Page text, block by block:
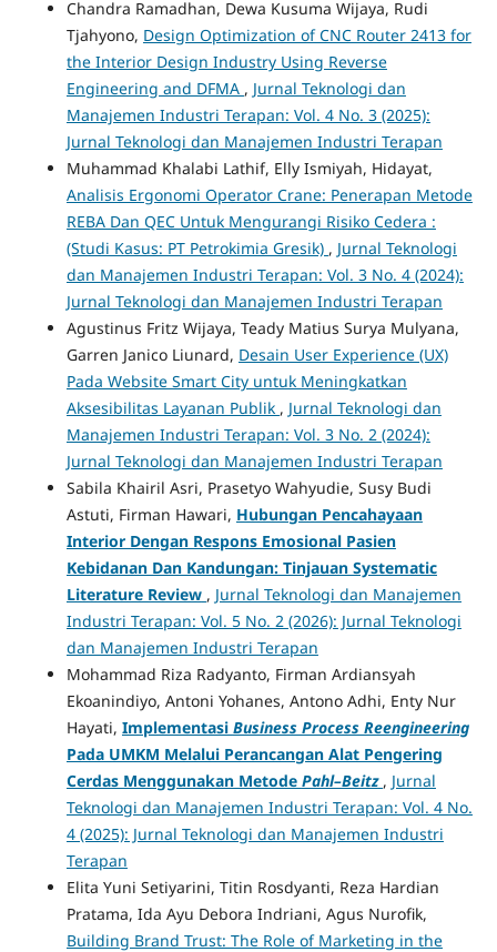
Chandra Ramadhan, Dewa Kusuma Wijaya, Rudi
Tjahyono, Design Optimization of CNC Router 2413 for
the Interior Design Industry Using Reverse
Engineering and DFMA , Jurnal Teknologi dan
Manajemen Industri Terapan: Vol. 4 No. 3 (2025):
Jurnal Teknologi dan Manajemen Industri Terapan
Muhammad Khalabi Lathif, Elly Ismiyah, Hidayat,
Analisis Ergonomi Operator Crane: Penerapan Metode
REBA Dan QEC Untuk Mengurangi Risiko Cedera :
(Studi Kasus: PT Petrokimia Gresik) , Jurnal Teknologi
dan Manajemen Industri Terapan: Vol. 3 No. 4 (2024):
Jurnal Teknologi dan Manajemen Industri Terapan
Agustinus Fritz Wijaya, Teady Matius Surya Mulyana,
Garren Janico Liunard, Desain User Experience (UX)
Pada Website Smart City untuk Meningkatkan
Aksesibilitas Layanan Publik , Jurnal Teknologi dan
Manajemen Industri Terapan: Vol. 3 No. 2 (2024):
Jurnal Teknologi dan Manajemen Industri Terapan
Sabila Khairil Asri, Prasetyo Wahyudie, Susy Budi
Astuti, Firman Hawari, Hubungan Pencahayaan
Interior Dengan Respons Emosional Pasien
Kebidanan Dan Kandungan: Tinjauan Systematic
Literature Review , Jurnal Teknologi dan Manajemen
Industri Terapan: Vol. 5 No. 2 (2026): Jurnal Teknologi
dan Manajemen Industri Terapan
Mohammad Riza Radyanto, Firman Ardiansyah
Ekoanindiyo, Antoni Yohanes, Antono Adhi, Enty Nur
Hayati, Implementasi Business Process Reengineering
Pada UMKM Melalui Perancangan Alat Pengering
Cerdas Menggunakan Metode Pahl–Beitz , Jurnal
Teknologi dan Manajemen Industri Terapan: Vol. 4 No.
4 (2025): Jurnal Teknologi dan Manajemen Industri
Terapan
Elita Yuni Setiyarini, Titin Rosdyanti, Reza Hardian
Pratama, Ida Ayu Debora Indriani, Agus Nurofik,
Building Brand Trust: The Role of Marketing in the